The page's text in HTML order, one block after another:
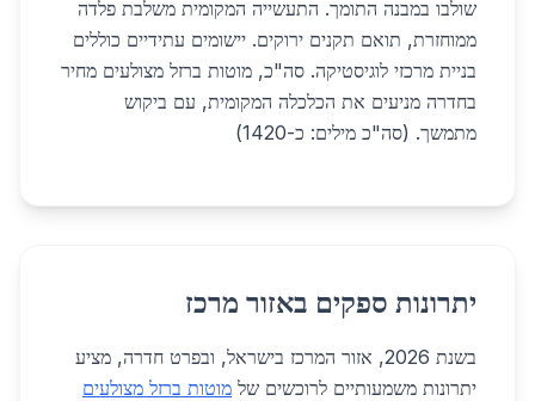
שולבו במבנה התומך. התעשייה המקומית משלבת פלדה
ממוחזרת, תואם תקנים ירוקים. יישומים עתידיים כוללים
בניית מרכזי לוגיסטיקה. סה"כ, מוטות ברזל מצולעים מחיר
בחדרה מניעים את הכלכלה המקומית, עם ביקוש
מתמשך. (סה"כ מילים: כ-1420)
יתרונות ספקים באזור מרכז
בשנת 2026, אזור המרכז בישראל, ובפרט חדרה, מציע
יתרונות משמעותיים לרוכשים של מוטות ברזל מצולעים